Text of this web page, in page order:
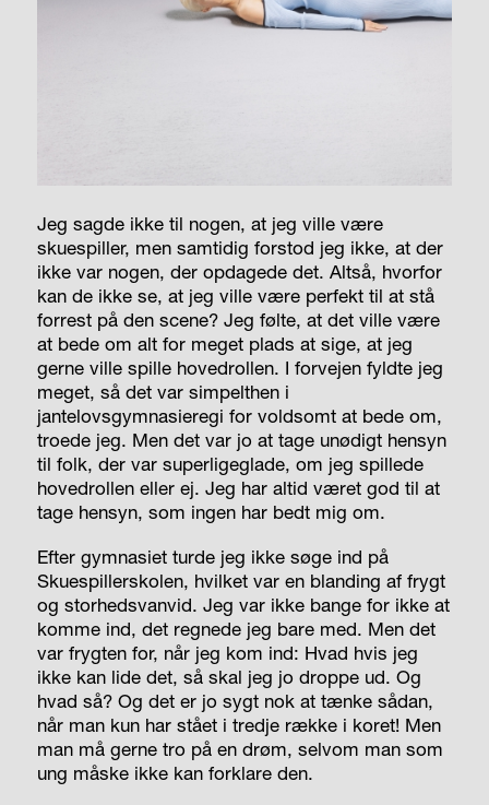
Jeg sagde ikke til nogen, at jeg ville være
skuespiller, men samtidig forstod jeg ikke, at der
ikke var nogen, der opdagede det. Altså, hvorfor
kan de ikke se, at jeg ville være perfekt til at stå
forrest på den scene? Jeg følte, at det ville være
at bede om alt for meget plads at sige, at jeg
gerne ville spille hovedrollen. I forvejen fyldte jeg
meget, så det var simpelthen i
jantelovsgymnasieregi for voldsomt at bede om,
troede jeg. Men det var jo at tage unødigt hensyn
til folk, der var superligeglade, om jeg spillede
hovedrollen eller ej. Jeg har altid været god til at
tage hensyn, som ingen har bedt mig om.
Efter gymnasiet turde jeg ikke søge ind på
Skuespillerskolen, hvilket var en blanding af frygt
og storhedsvanvid. Jeg var ikke bange for ikke at
komme ind, det regnede jeg bare med. Men det
var frygten for, når jeg kom ind: Hvad hvis jeg
ikke kan lide det, så skal jeg jo droppe ud. Og
hvad så? Og det er jo sygt nok at tænke sådan,
når man kun har stået i tredje række i koret! Men
man må gerne tro på en drøm, selvom man som
ung måske ikke kan forklare den.